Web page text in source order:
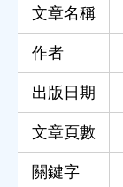
文章名稱
作者
出版日期
文章頁數
關鍵字